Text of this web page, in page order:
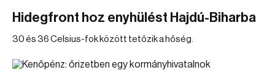
Hidegfront hoz enyhülést Hajdú-Biharba
30 és 36 Celsius-fok között tetőzik a hőség.